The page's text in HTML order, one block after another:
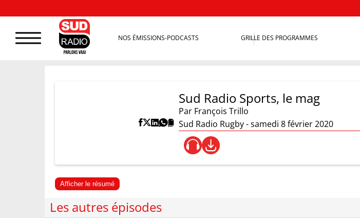
NOS ÉMISSIONS-PODCASTS GRILLE DES PROGRAMMES
Sud Radio Sports, le mag
Par François Trillo
Sud Radio Rugby - samedi 8 février 2020
Afficher le résumé
Les autres épisodes